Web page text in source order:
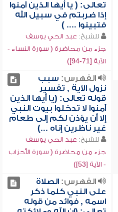
تعالى: ( يا أيها الذين آمنوا
إذا ضربتم في سبيل الله
فتبينوا .... )
للشيخ: عبد الحي يوسف
جزء من محاضرة ( سورة النساء -
الآية [71-94])
الفهرس: سبب
نزول الآية , تفسير
قوله تعالى: (يا أيها الذين
آمنوا لا تدخلوا بيوت النبي
إلا أن يؤذن لكم إلى طعام
غير ناظرين إناه ...)
للشيخ: عبد الحي يوسف
جزء من محاضرة ( سورة الأحزاب
- الآية [53])
الفهرس:الصلاة
على النبي كلما ذكر
اسمه , فوائد من قوله